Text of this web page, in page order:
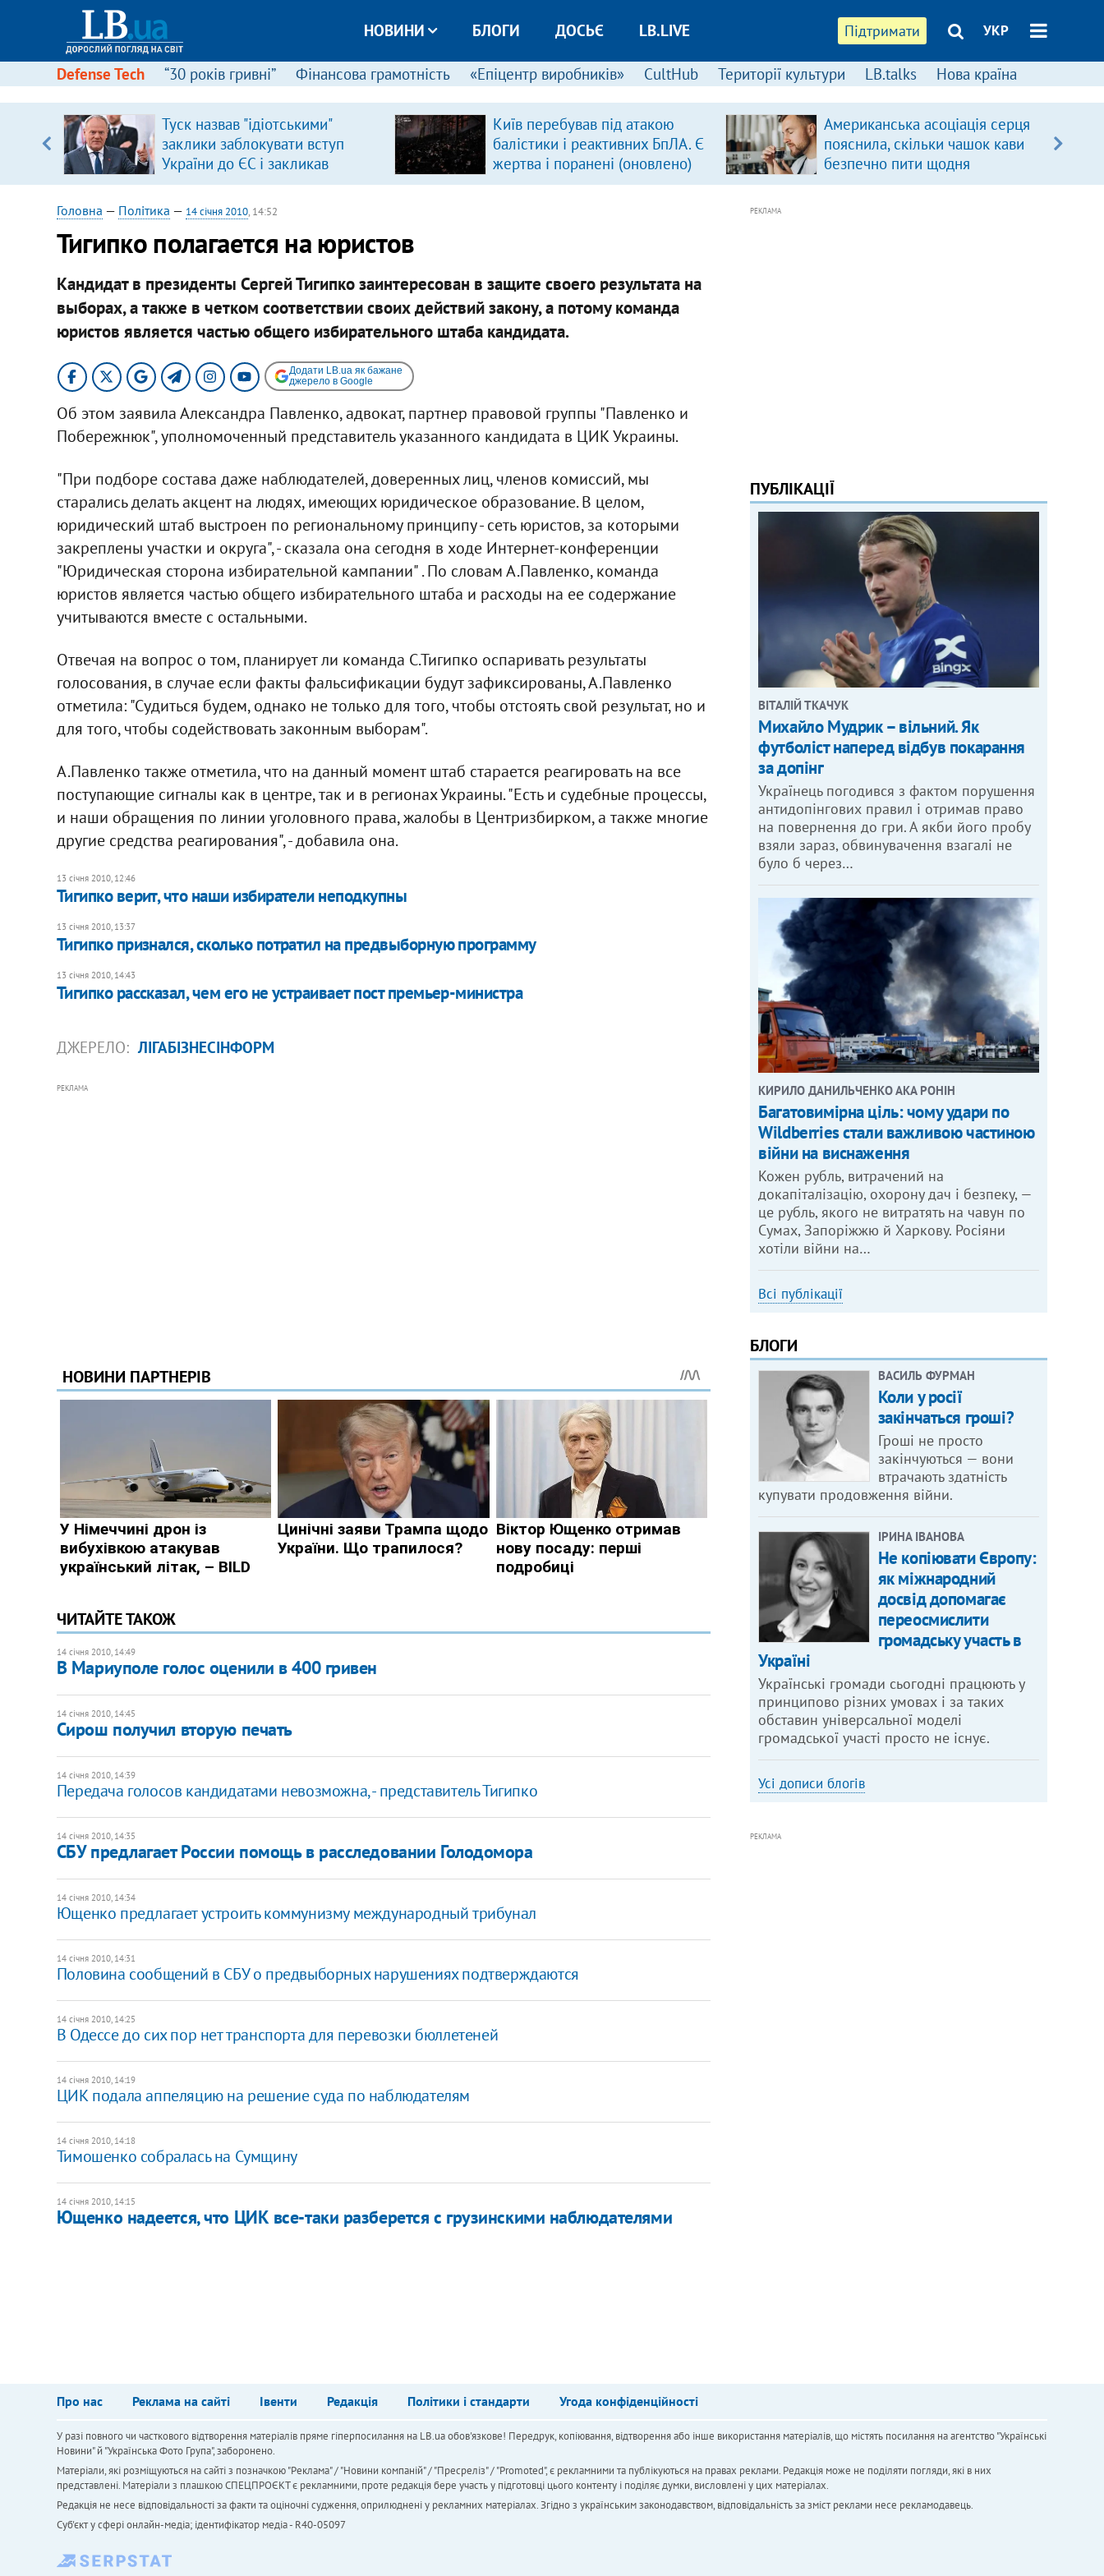
Підтримати УКР
НОВИНИ БЛОГИ ДОСЬЄ LB.LIVE
Defense Tech “30 років гривні” Фінансова грамотність «Епіцентр виробників» CultHub Території культури LB.talks Нова країна
Туск назвав "ідіотськими"
заклики заблокувати вступ
України до ЄС і закликав
припинити антиукраїнську
риторику
Київ перебував під атакою
балістики і реактивних БпЛА. Є
жертва і поранені (оновлено)
Американська асоціація серця
пояснила, скільки чашок кави
безпечно пити щодня
Головна — Політика — 14 січня 2010, 14:52
Тигипко полагается на юристов
Кандидат в президенты Сергей Тигипко заинтересован в защите своего результата на
выборах, а также в четком соответствии своих действий закону, а потому команда
юристов является частью общего избирательного штаба кандидата.
Додати LB.ua як бажане
джерело в Google
Об этом заявила Александра Павленко, адвокат, партнер правовой группы "Павленко и
Побережнюк", уполномоченный представитель указанного кандидата в ЦИК Украины.
"При подборе состава даже наблюдателей, доверенных лиц, членов комиссий, мы
старались делать акцент на людях, имеющих юридическое образование. В целом,
юридический штаб выстроен по региональному принципу - сеть юристов, за которыми
закреплены участки и округа", - сказала она сегодня в ходе Интернет-конференции
"Юридическая сторона избирательной кампании" . По словам А.Павленко, команда
юристов является частью общего избирательного штаба и расходы на ее содержание
учитываются вместе с остальными.
Отвечая на вопрос о том, планирует ли команда С.Тигипко оспаривать результаты
голосования, в случае если факты фальсификации будут зафиксированы, А.Павленко
отметила: "Судиться будем, однако не только для того, чтобы отстоять свой результат, но и
для того, чтобы содействовать законным выборам".
А.Павленко также отметила, что на данный момент штаб старается реагировать на все
поступающие сигналы как в центре, так и в регионах Украины. "Есть и судебные процессы,
и наши обращения по линии уголовного права, жалобы в Центризбирком, а также многие
другие средства реагирования", - добавила она.
13 січня 2010, 12:46
Тигипко верит, что наши избиратели неподкупны
13 січня 2010, 13:37
Тигипко признался, сколько потратил на предвыборную программу
13 січня 2010, 14:43
Тигипко рассказал, чем его не устраивает пост премьер-министра
ДЖЕРЕЛО: ЛІГАБІЗНЕСІНФОРМ
РЕКЛАМА
ЧИТАЙТЕ ТАКОЖ
14 січня 2010, 14:49
В Мариуполе голос оценили в 400 гривен
14 січня 2010, 14:45
Сирош получил вторую печать
14 січня 2010, 14:39
Передача голосов кандидатами невозможна, - представитель Тигипко
14 січня 2010, 14:35
СБУ предлагает России помощь в расследовании Голодомора
14 січня 2010, 14:34
Ющенко предлагает устроить коммунизму международный трибунал
14 січня 2010, 14:31
Половина сообщений в СБУ о предвыборных нарушениях подтверждаются
14 січня 2010, 14:25
В Одессе до сих пор нет транспорта для перевозки бюллетеней
14 січня 2010, 14:19
ЦИК подала аппеляцию на решение суда по наблюдателям
14 січня 2010, 14:18
Тимошенко собралась на Сумщину
14 січня 2010, 14:15
Ющенко надеется, что ЦИК все-таки разберется с грузинскими наблюдателями
РЕКЛАМА
ПУБЛІКАЦІЇ
ВІТАЛІЙ ТКАЧУК
Михайло Мудрик – вільний. Як
футболіст наперед відбув покарання
за допінг
Українець погодився з фактом порушення
антидопінгових правил і отримав право
на повернення до гри. А якби його пробу
взяли зараз, обвинувачення взагалі не
було б через…
КИРИЛО ДАНИЛЬЧЕНКО АКА РОНІН
Багатовимірна ціль: чому удари по
Wildberries стали важливою частиною
війни на виснаження
Кожен рубль, витрачений на
докапіталізацію, охорону дач і безпеку, —
це рубль, якого не витратять на чавун по
Сумах, Запоріжжю й Харкову. Росіяни
хотіли війни на…
Всі публікації
БЛОГИ
ВАСИЛЬ ФУРМАН
Коли у росії
закінчаться гроші?
Гроші не просто
закінчуються — вони
втрачають здатність
купувати продовження війни.
ІРИНА ІВАНОВА
Не копіювати Європу:
як міжнародний
досвід допомагає
переосмислити
громадську участь в
Україні
Українські громади сьогодні працюють у
принципово різних умовах і за таких
обставин універсальної моделі
громадської участі просто не існує.
Усі дописи блогів
РЕКЛАМА
Про нас Реклама на сайті Івенти Редакція Політики і стандарти Угода конфіденційності
У разі повного чи часткового відтворення матеріалів пряме гіперпосилання на LB.ua обов'язкове! Передрук, копіювання, відтворення або інше використання матеріалів, що містять посилання на агентство "Українськi
Новини" й "Українська Фото Група", заборонено.
Матеріали, які розміщуються на сайті з позначкою "Реклама" / "Новини компаній" / "Пресреліз" / "Promoted", є рекламними та публікуються на правах реклами. Редакція може не поділяти погляди, які в них
представлені. Матеріали з плашкою СПЕЦПРОЄКТ є рекламними, проте редакція бере участь у підготовці цього контенту і поділяє думки, висловлені у цих матеріалах.
Редакція не несе відповідальності за факти та оціночні судження, оприлюднені у рекламних матеріалах. Згідно з українським законодавством, відповідальність за зміст реклами несе рекламодавець.
Cуб'єкт у сфері онлайн-медіа; ідентифікатор медіа - R40-05097